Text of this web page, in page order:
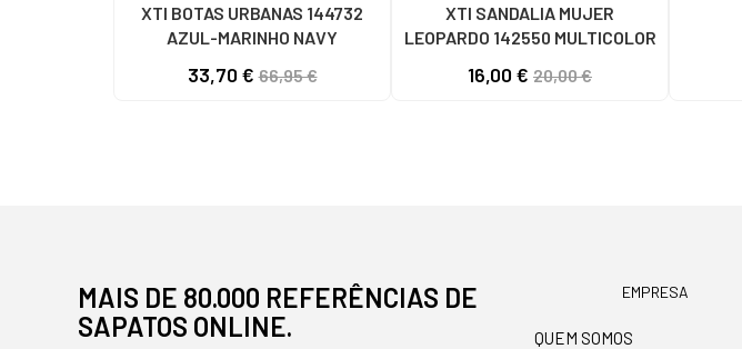
XTI BOTAS URBANAS 144732
AZUL-MARINHO NAVY
33,70 €66,95 €
XTI SANDALIA MUJER
LEOPARDO 142550 MULTICOLOR
16,00 € 20,00 €
MAIS DE 80.000 REFERÊNCIAS DE
SAPATOS ONLINE.
EMPRESA
QUEM SOMOS